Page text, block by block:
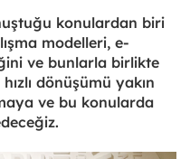
konulardan biri
modelleri, e-
ve bunlarla birlikte
dönüşümü yakın
ve bu konularda